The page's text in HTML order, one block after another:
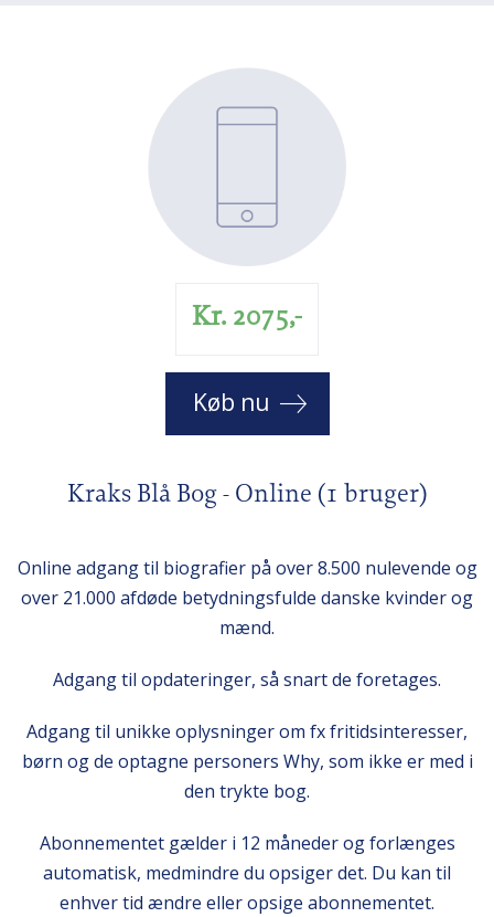
Kr. 2075,-
Køb nu
Kraks Blå Bog - Online (1 bruger)
Online adgang til biografier på over 8.500 nulevende og
over 21.000 afdøde betydningsfulde danske kvinder og
mænd.
Adgang til opdateringer, så snart de foretages.
Adgang til unikke oplysninger om fx fritidsinteresser,
børn og de optagne personers Why, som ikke er med i
den trykte bog.
Abonnementet gælder i 12 måneder og forlænges
automatisk, medmindre du opsiger det. Du kan til
enhver tid ændre eller opsige abonnementet.